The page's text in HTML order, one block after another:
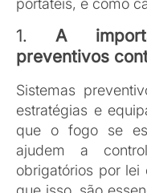
São os
de uma ação
sprinklers
Eles atacam o
essenciais para
chegada dos